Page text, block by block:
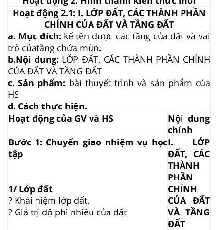
Hoạt động 2.1: I. LỚP ĐẤT, CÁC THÀNH PHẦN
CHÍNH CỦA ĐẤT VÀ TẦNG ĐẤT
a. Mục đích: kể tên được các tầng của đất và vai
trò củatầng chứa mùn.
b.Nội dung: LỚP ĐẤT, CÁC THÀNH PHẦN CHÍNH
CỦA ĐẤT VÀ TẦNG ĐẤT
c. Sản phẩm: bài thuyết trình và sản phẩm của
HS
d. Cách thực hiện.
Hoạt động của GV và HS
Nội dung
chính
Bước 1: Chuyển giao nhiệm vụ học
tập
1/ Lớp đất
? Khái niệm lớp đất.
? Giá trị độ phì nhiêu của đất
I. LỚP
ĐẤT, CÁC
THÀNH
PHẦN
CHÍNH
CỦA ĐẤT
VÀ TẦNG
ĐẤT